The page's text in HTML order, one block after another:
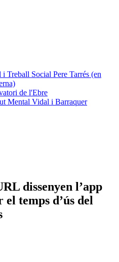
Treball Social Pere Tarrés (en
de l'Ebre
Mental Vidal i Barraquer
dissenyen l’app
temps d’ús del